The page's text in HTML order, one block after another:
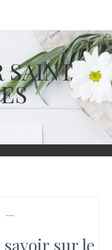
SAINT
—
savoir sur le